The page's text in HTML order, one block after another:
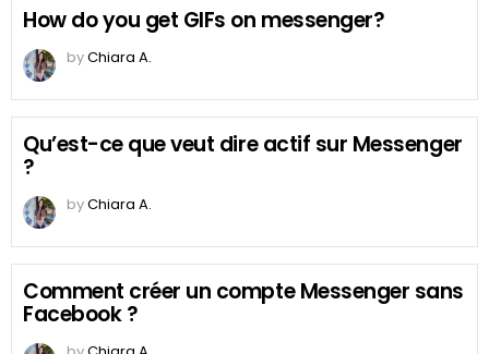
How do you get GIFs on messenger?
byChiara A.
Qu’est-ce que veut dire actif sur Messenger
?
byChiara A.
Comment créer un compte Messenger sans
Facebook ?